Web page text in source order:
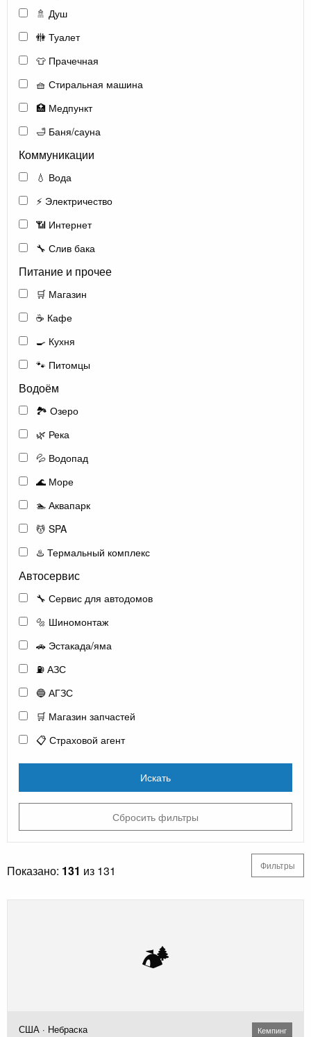
🚿 Душ
🚻 Туалет
👕 Прачечная
🧺 Стиральная машина
🏥 Медпункт
🛁 Баня/сауна
Коммуникации
💧 Вода
⚡ Электричество
📶 Интернет
🔧 Слив бака
Питание и прочее
🛒 Магазин
☕ Кафе
🍳 Кухня
🐾 Питомцы
Водоём
🏞️ Озеро
🌿 Река
💦 Водопад
🌊 Море
🏊 Аквапарк
💆 SPA
♨️ Термальный комплекс
Автосервис
🔧 Сервис для автодомов
🔩 Шиномонтаж
🚗 Эстакада/яма
⛽ АЗС
🔵 АГЗС
🛒 Магазин запчастей
📋 Страховой агент
Искать
Сбросить фильтры
Показано: 131 из 131 Фильтры
🏕️
США · Небраска Кемпинг